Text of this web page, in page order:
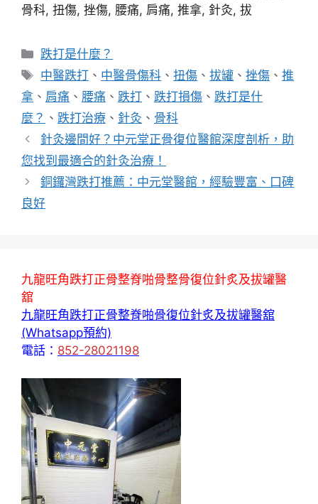
骨科, 扭傷, 挫傷, 腰痛, 肩痛, 推拿, 針灸, 拔
分
類
跌打是什麼？
標
籤
中醫跌打 、 中醫骨傷科 、扭傷 、拔罐 、挫傷 、推
拿 、 肩痛 、 腰痛 、 跌打 、 跌打損傷 、 跌打是什
麼？ 、 跌打治療 、 針灸 、 骨科
針灸邊間好？中元堂正骨復位醫館深度剖析，助
您找到最適合的針灸治療！
銅鑼灣跌打推薦：中元堂醫館，經驗豐富、口碑
良好
九龍旺角跌打正骨整脊啪骨整骨復位針炙及拔罐醫
舘
九龍旺角跌打正骨整脊啪骨復位針炙及拔罐醫舘
(Whatsapp預約)
電話： 852-28021198